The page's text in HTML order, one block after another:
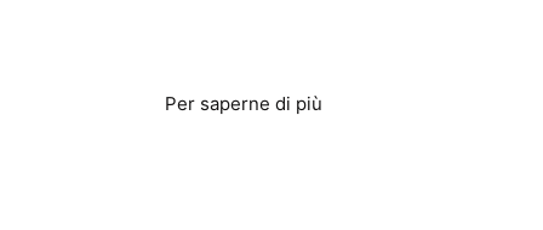
Per saperne di più